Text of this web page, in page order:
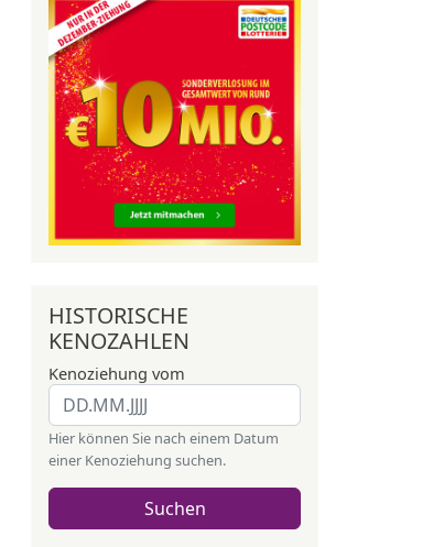
HISTORISCHE
KENOZAHLEN
Kenoziehung vom
Hier können Sie nach einem Datum
einer Kenoziehung suchen.
Suchen